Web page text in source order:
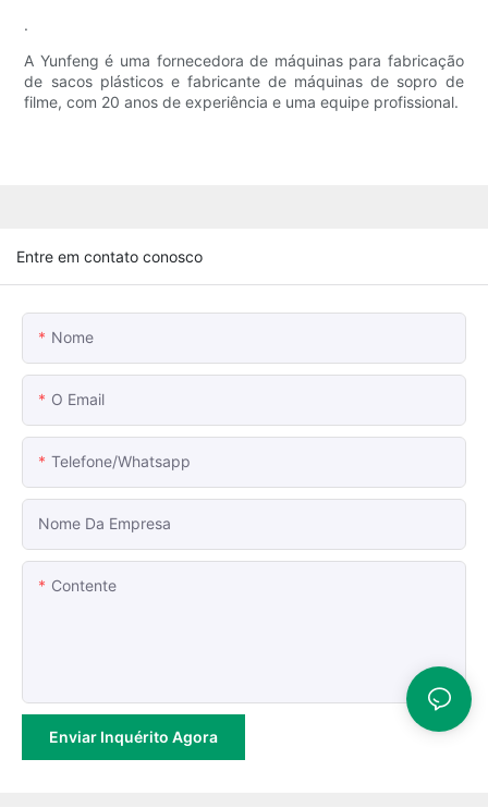
.
A Yunfeng é uma fornecedora de máquinas para fabricação
de sacos plásticos e fabricante de máquinas de sopro de
filme, com 20 anos de experiência e uma equipe profissional.
Entre em contato conosco
Nome
O Email
Telefone/whatsapp
Nome Da Empresa
Contente
Enviar Inquérito Agora